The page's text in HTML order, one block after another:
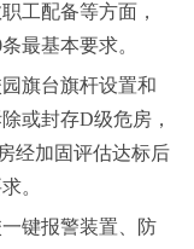
工配备等方面，
最基本要求。
旗台旗杆设置和
或封存D级危房，
经加固评估达标后
。
键报警装置、防